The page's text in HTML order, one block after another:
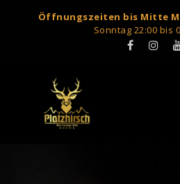
Öffnungszeiten bis Mitte
Sonntag 22:00 bis